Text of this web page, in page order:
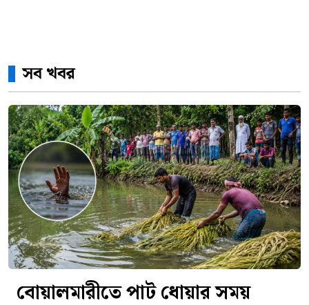
সব খবর
বোয়ালমারীতে পাট ধোয়ার সময়